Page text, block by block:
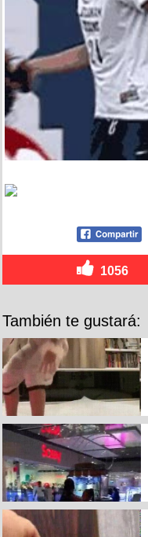
1056
También te gustará: